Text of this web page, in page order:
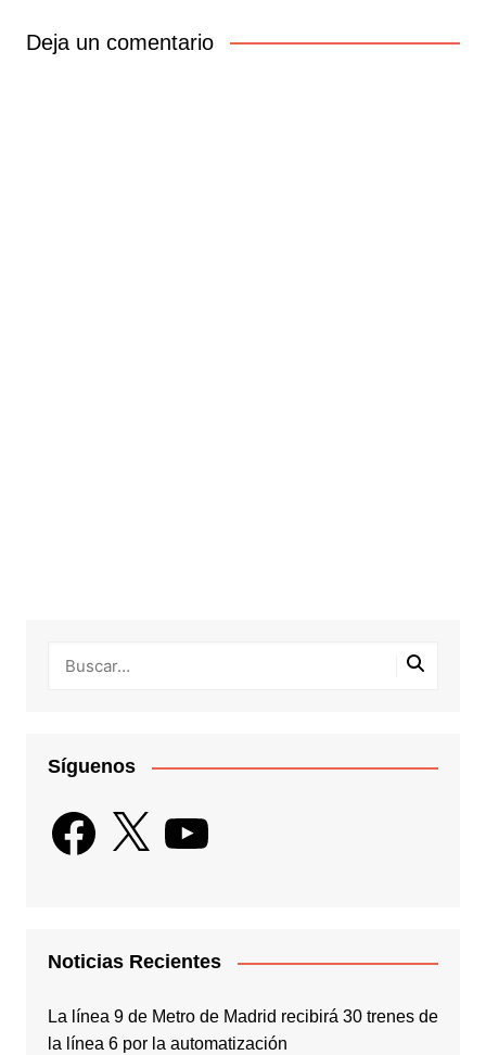
entradas
Deja un comentario
Síguenos
Facebook
X YouTube
Noticias Recientes
La línea 9 de Metro de Madrid recibirá 30 trenes de
la línea 6 por la automatización